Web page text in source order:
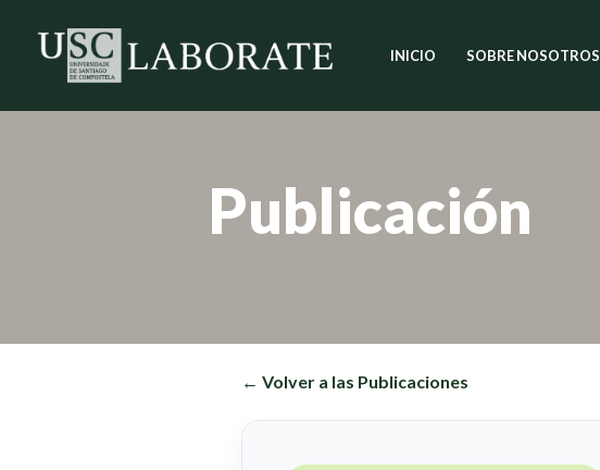
Saltar
INICIO SOBRE NOSOTROS
Publicación
← Volver a las Publicaciones